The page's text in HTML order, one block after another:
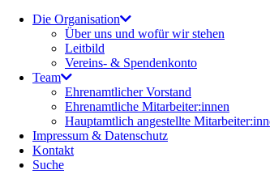
Die Organisation
Über uns und wofür wir stehen
Leitbild
Vereins- & Spendenkonto
Team
Ehrenamtlicher Vorstand
Ehrenamtliche Mitarbeiter:innen
Hauptamtlich angestellte
Impressum & Datenschutz
Kontakt
Suche